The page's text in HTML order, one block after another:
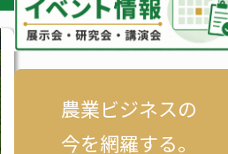
農業ビジネスの
今を網羅する。